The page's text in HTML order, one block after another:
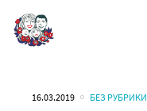
Перейти
содержанию
16.03.2019 БЕЗ РУБРИКИ